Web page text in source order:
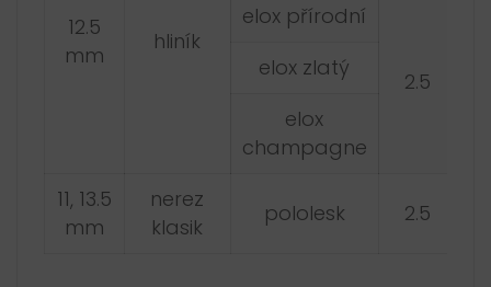
12.5
mm
hliník
elox přírodní
2.5
elox zlatý
elox
champagne
11, 13.5
mm
nerez
klasik
pololesk 2.5